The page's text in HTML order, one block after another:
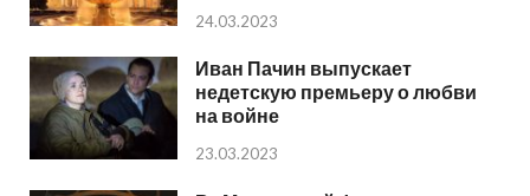
24.03.2023
Иван Пачин выпускает
недетскую премьеру о любви
на войне
23.03.2023